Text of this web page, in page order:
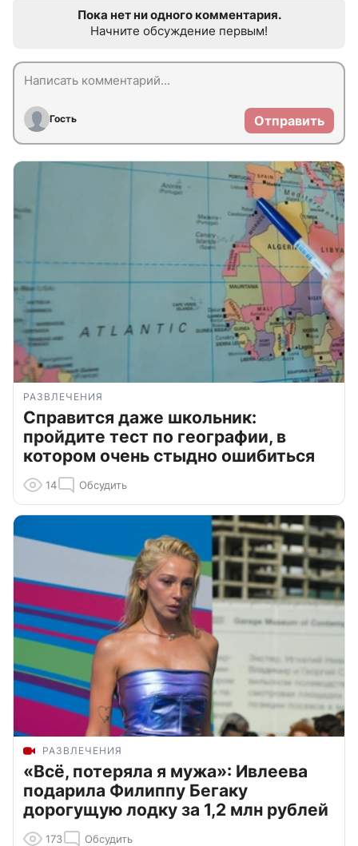
Пока нет ни одного комментария.
Начните обсуждение первым!
Гость Отправить
РАЗВЛЕЧЕНИЯ
Справится даже школьник:
пройдите тест по географии, в
котором очень стыдно ошибиться
14 Обсудить
РАЗВЛЕЧЕНИЯ
«Всё, потеряла я мужа»: Ивлеева
подарила Филиппу Бегаку
дорогущую лодку за 1,2 млн рублей
173 Обсудить